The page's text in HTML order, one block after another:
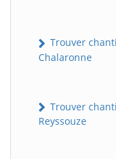
Trouver
Chalaronne
Trouver
Reyssouze